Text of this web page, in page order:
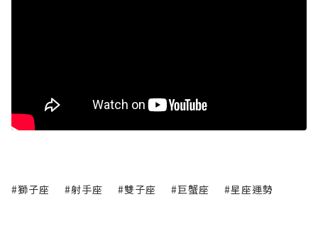
#獅子座 #射手座 #雙子座 #巨蟹座 #星座運勢